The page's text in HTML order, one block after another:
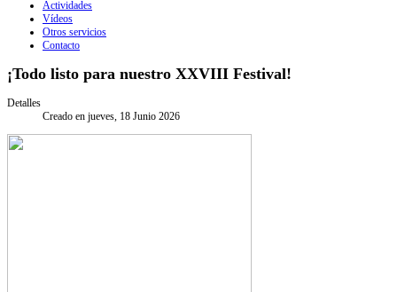
Actividades
Vídeos
Otros servicios
Contacto
¡Todo listo para nuestro XXVIII Festival!
Detalles
Creado en jueves, 18 Junio 2026